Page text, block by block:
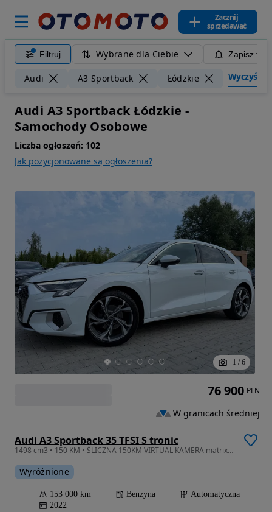
Zacznij
sprzedawać
Filtruj Wybrane dla Ciebie Zapisz
Audi A3 Sportback Łódzkie Wyczyść
Audi A3 Sportback Łódzkie -
Samochody Osobowe
Liczba ogłoszeń: 102
Jak pozycjonowane są ogłoszenia?
1 / 6
Audi A3 Sportback 35 TFSI S tronic
1498 cm3 • 150 KM • ŚLICZNA 150KM VIRTUAL KAMERA matrix distronic navi pdc chrom aso 22
Wyróżnione
153 000 km Benzyna
Automatyczna
2022
76 900 PLN
W granicach średniej